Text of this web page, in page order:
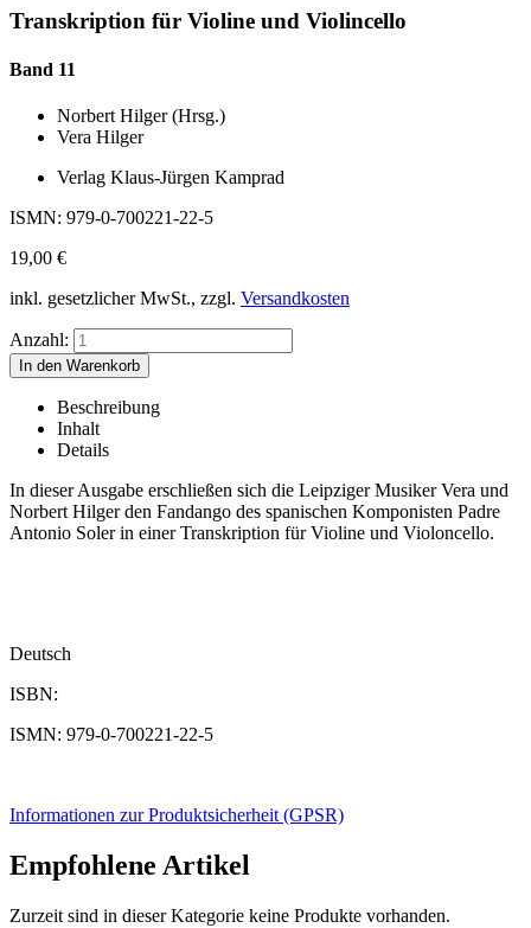
Transkription für Violine und Violincello
Band 11
Norbert Hilger (Hrsg.)
Vera Hilger
Verlag Klaus-Jürgen Kamprad
ISMN: 979-0-700221-22-5
19,00 €
inkl. gesetzlicher MwSt., zzgl. Versandkosten
Anzahl:
Beschreibung
Inhalt
Details
In dieser Ausgabe erschließen sich die Leipziger Musiker Vera und
Norbert Hilger den Fandango des spanischen Komponisten Padre
Antonio Soler in einer Transkription für Violine und Violoncello.
Deutsch
ISBN:
ISMN: 979-0-700221-22-5
Informationen zur Produktsicherheit (GPSR)
Empfohlene Artikel
Zurzeit sind in dieser Kategorie keine Produkte vorhanden.